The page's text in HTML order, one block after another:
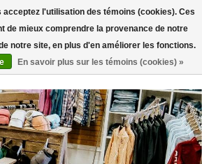
acceptez l'utilisation des témoins (cookies). Ces
de mieux comprendre la provenance de notre
notre site, en plus d'en améliorer les fonctions.
En savoir plus sur les témoins (cookies) »